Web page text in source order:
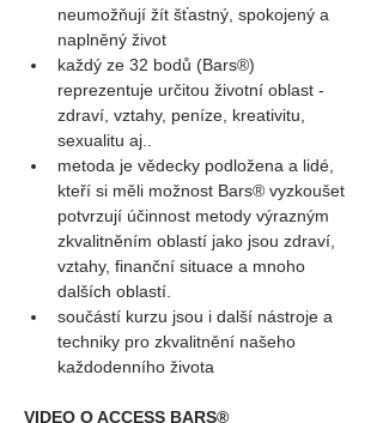
neumožňují žít šťastný, spokojený a
naplněný život
každý ze 32 bodů (Bars®)
reprezentuje určitou životní oblast -
zdraví, vztahy, peníze, kreativitu,
sexualitu aj..
metoda je vědecky podložena a lidé,
kteří si měli možnost Bars® vyzkoušet
potvrzují účinnost metody výrazným
zkvalitněním oblastí jako jsou zdraví,
vztahy, finanční situace a mnoho
dalších oblastí.
součástí kurzu jsou i další nástroje a
techniky pro zkvalitnění našeho
každodenního života
VIDEO O ACCESS BARS®